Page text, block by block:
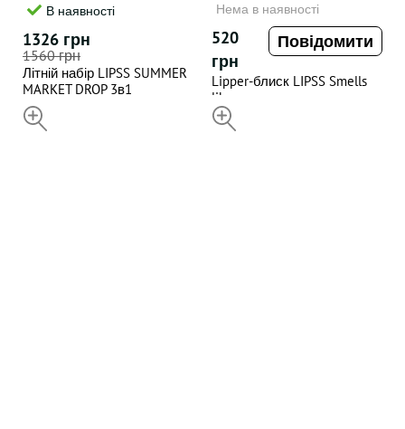
В наявності
1326 грн
1560 грн
Літній набір LIPSS SUMMER
MARKET DROP 3в1
Нема в наявності
520
грн
Повідомити
Lipper-блиск LIPSS Smells
like money